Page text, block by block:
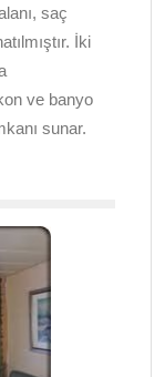
saç
İki
ve banyo
sunar.